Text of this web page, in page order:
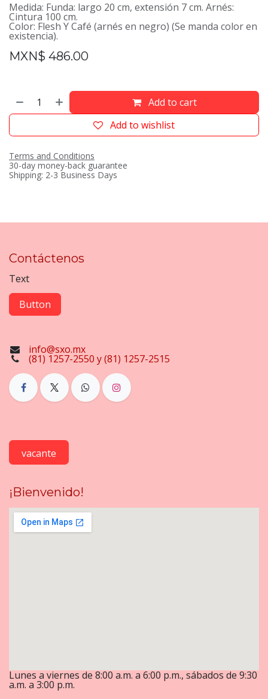
Medida: Funda: largo 20 cm, extensión 7 cm. Arnés:
Cintura 100 cm.
Color: Flesh Y Café (arnés en negro) (Se manda color en
existencia).
MXN$ 486.00
Add to cart
Add to wishlist
Terms and Conditions
30-day money-back guarantee
Shipping: 2-3 Business Days
Contáctenos
Text
Button
info@sxo.mx
(81) 1257-2550 y (81) 1257-2515
vacante
¡Bienvenido!
Lunes a viernes de 8:00 a.m. a 6:00 p.m., sábados de 9:30
a.m. a 3:00 p.m.